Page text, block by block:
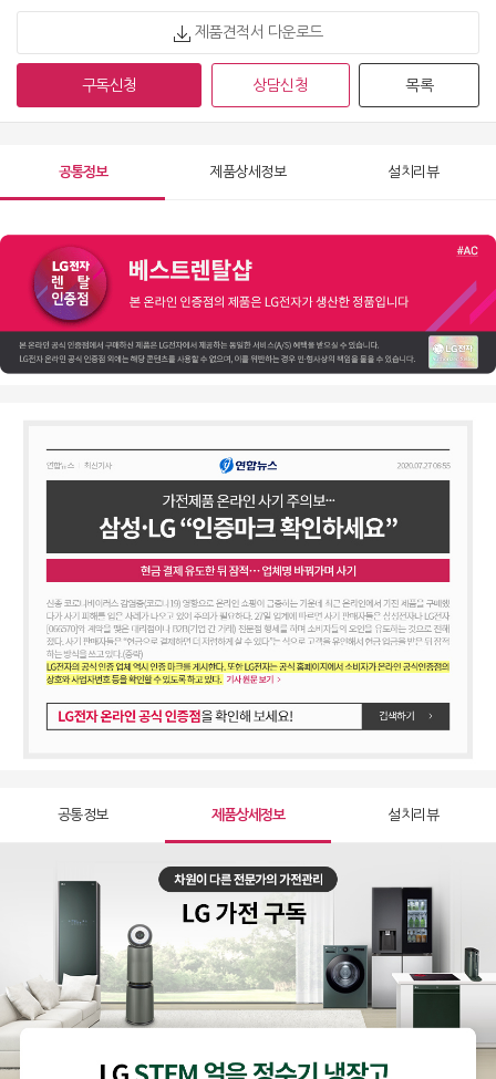
제품견적서 다운로드
구독신청 목록
상담신청
공통정보 제품상세정보 설치리뷰
공통정보 제품상세정보 설치리뷰